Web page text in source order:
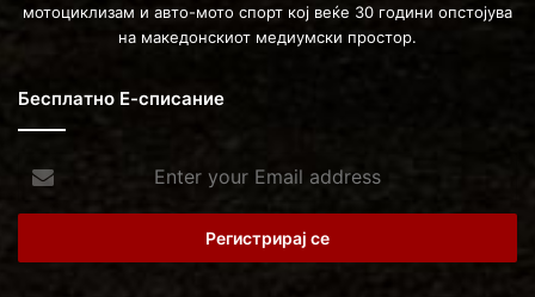
мотоциклизам и авто-мото спорт кој веќе 30 години опстојува
на македонскиот медиумски простор.
Бесплатно Е-списание
your
Email